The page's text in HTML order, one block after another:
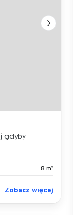
gdyby
8 m²
Zobacz więcej